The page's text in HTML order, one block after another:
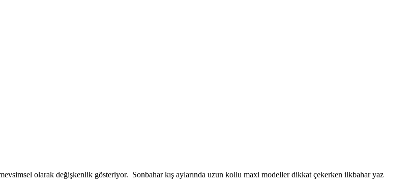
olarak değişkenlik gösteriyor. Sonbahar kış aylarında uzun kollu maxi modeller dikkat çekerken ilkbahar yaz